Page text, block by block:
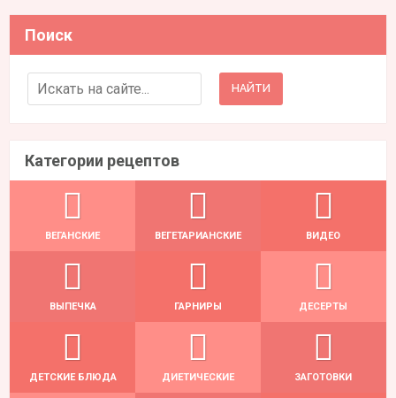
Поиск
Search for:
Категории рецептов
ВЕГАНСКИЕ ВЕГЕТАРИАНСКИЕ ВИДЕО
ВЫПЕЧКА ГАРНИРЫ ДЕСЕРТЫ
ДЕТСКИЕ БЛЮДА ДИЕТИЧЕСКИЕ ЗАГОТОВКИ